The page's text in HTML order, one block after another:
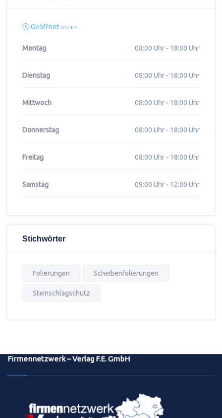
Geöffnet UTC + 2
Montag 08:00 Uhr - 18:00 Uhr
Dienstag 08:00 Uhr - 18:00 Uhr
Mittwoch 08:00 Uhr - 18:00 Uhr
Donnerstag 08:00 Uhr - 18:00 Uhr
Freitag 08:00 Uhr - 18:00 Uhr
Samstag 09:00 Uhr - 12:00 Uhr
Stichwörter
Folierungen Scheibenfolierungen
Steinschlagschutz
Firmennetzwerk – Verlag F.E. GmbH